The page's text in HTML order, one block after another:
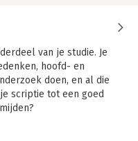
van je studie. Je
hoofd- en
doen, en al die
scriptie tot een goed